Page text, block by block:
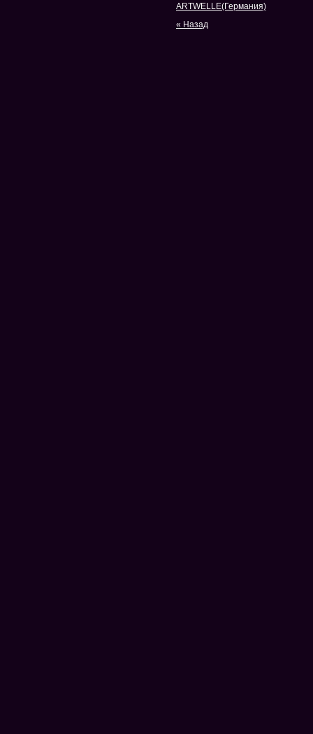
ARTWELLE(Германия)
« Назад